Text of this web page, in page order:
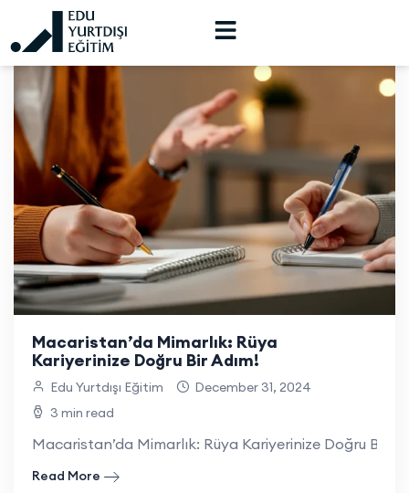
Macaristan’da Mimarlık: Rüya
Kariyerinize Doğru Bir Adım!
Edu Yurtdışı Eğitim
December 31, 2024
3 min read
Macaristan’da Mimarlık: Rüya Kariyerinize Doğru Bir
Read More